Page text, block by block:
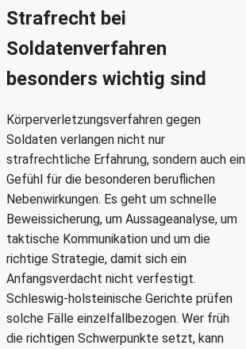
Strafrecht bei
Soldatenverfahren
besonders wichtig sind
Körperverletzungsverfahren gegen
Soldaten verlangen nicht nur
strafrechtliche Erfahrung, sondern auch ein
Gefühl für die besonderen beruflichen
Nebenwirkungen. Es geht um schnelle
Beweissicherung, um Aussageanalyse, um
taktische Kommunikation und um die
richtige Strategie, damit sich ein
Anfangsverdacht nicht verfestigt.
Schleswig-holsteinische Gerichte prüfen
solche Fälle einzelfallbezogen. Wer früh
die richtigen Schwerpunkte setzt, kann